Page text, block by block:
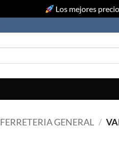
Los mejores
FERRETERIA GENERAL /